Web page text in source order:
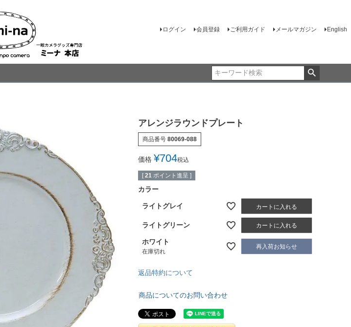
ログイン 会員登録 ご利用ガイド メールマガジン English
アレンジラウンドプレート
商品番号 80069-088
価格 ¥704税込
[ 21 ポイント進呈 ]
カラー
ライトグレイ カートに入れる
ライトグリーン カートに入れる
ホワイト
在庫切れ
再入荷お知らせ
返品特約について
商品についてのお問い合わせ